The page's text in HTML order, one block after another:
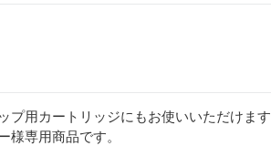
プ用カートリッジにもお使いいただけます
様専用商品です。